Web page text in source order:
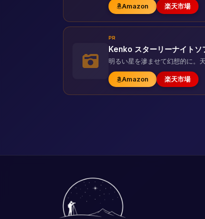
Amazon 楽天市場
PR
Kenko スターリーナイトソ
明るい星を滲ませて幻想的に。
Amazon 楽天市場